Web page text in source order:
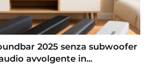
2025 senza subwoofer
avvolgente in...